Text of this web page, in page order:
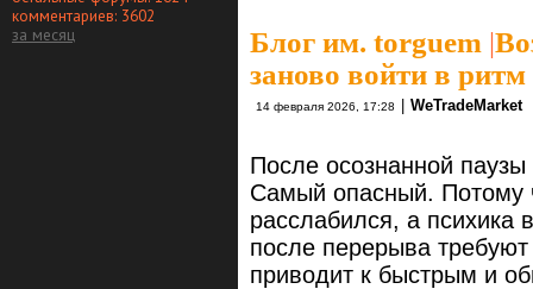
комментариев: 3602
за месяц
Блог им. torguem |
заново войти в ритм
14 февраля 2026, 17:28 WeTradeMarket
После осознанной
Самый опасный. Потому
расслабился, а психика
после перерыва
приводит к быстрым и